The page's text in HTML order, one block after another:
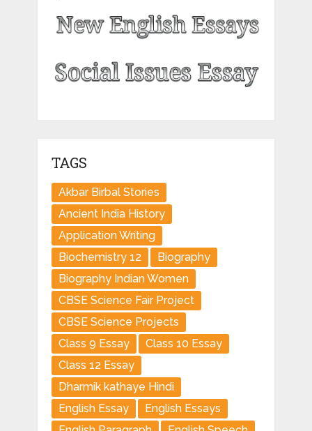
TAGS
Akbar Birbal Stories
Ancient India History
Application Writing
Biochemistry 12
Biography
Biography Indian Women
CBSE Science Fair Project
CBSE Science Projects
Class 9 Essay
Class 10 Essay
Class 12 Essay
Dharmik kathaye Hindi
English Essay
English Essays